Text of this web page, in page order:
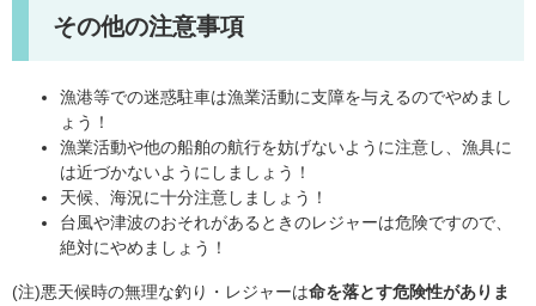
その他の注意事項
漁港等での迷惑駐車は漁業活動に支障を与えるのでやめまし
ょう！
漁業活動や他の船舶の航行を妨げないように注意し、漁具に
は近づかないようにしましょう！
天候、海況に十分注意しましょう！
台風や津波のおそれがあるときのレジャーは危険ですので、
絶対にやめましょう！
(注)悪天候時の無理な釣り・レジャーは命を落とす危険性がありま